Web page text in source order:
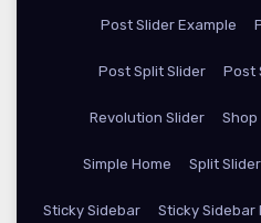
Post Slider Example
Post Split Slider Post
Revolution Slider Shop
Simple Home Split Slider
Sticky Sidebar Sticky Sidebar